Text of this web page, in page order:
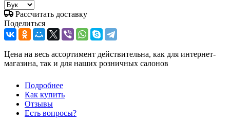
Рассчитать доставку
Поделиться
Цена на весь ассортимент действительна, как для интернет-
магазина, так и для наших розничных салонов
Подробнее
Как купить
Отзывы
Есть вопросы?